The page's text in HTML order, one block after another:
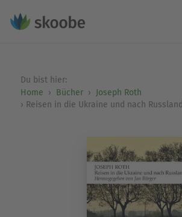
Du bist hier:
Home
Bücher
Joseph Roth
Reisen in die Ukraine und nach Russland